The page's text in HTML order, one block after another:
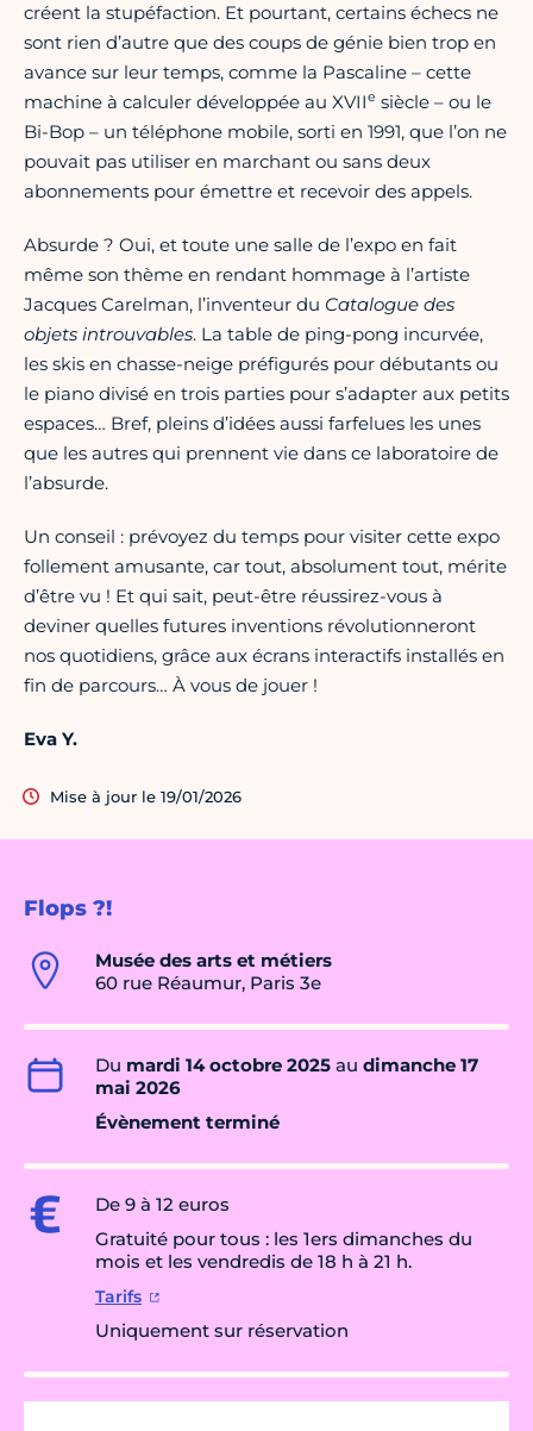
Flops ?!
Musée des arts et métiers
60 rue Réaumur, Paris 3e
Du mardi 14 octobre 2025 au dimanche 17
mai 2026
Évènement terminé
De 9 à 12 euros
Gratuité pour tous : les 1ers dimanches du
mois et les vendredis de 18 h à 21 h.
Tarifs
Uniquement sur réservation
créent la stupéfaction. Et pourtant, certains échecs ne
sont rien d’autre que des coups de génie bien trop en
avance sur leur temps, comme la Pascaline – cette
machine à calculer développée au XVIIe siècle – ou le
Bi-Bop – un téléphone mobile, sorti en 1991, que l’on ne
pouvait pas utiliser en marchant ou sans deux
abonnements pour émettre et recevoir des appels.
Absurde ? Oui, et toute une salle de l’expo en fait
même son thème en rendant hommage à l’artiste
Jacques Carelman, l’inventeur du Catalogue des
objets introuvables. La table de ping-pong incurvée,
les skis en chasse-neige préfigurés pour débutants ou
le piano divisé en trois parties pour s’adapter aux petits
espaces… Bref, pleins d’idées aussi farfelues les unes
que les autres qui prennent vie dans ce laboratoire de
l’absurde.
Un conseil : prévoyez du temps pour visiter cette expo
follement amusante, car tout, absolument tout, mérite
d’être vu ! Et qui sait, peut-être réussirez-vous à
deviner quelles futures inventions révolutionneront
nos quotidiens, grâce aux écrans interactifs installés en
fin de parcours… À vous de jouer !
Eva Y.
Mise à jour le 19/01/2026